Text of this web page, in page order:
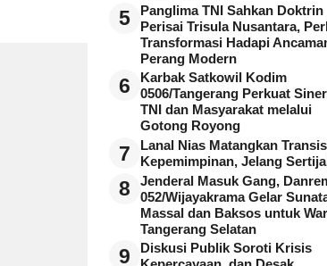
5
Panglima TNI Sahkan Doktrin
Perisai Trisula Nusantara,
Transformasi Hadapi
Perang Modern
6
Karbak Satkowil Kodim
0506/Tangerang Perkuat
TNI dan Masyarakat melalui
Gotong Royong
7
Lanal Nias Matangkan
Kepemimpinan, Jelang
8
Jenderal Masuk Gang,
052/Wijayakrama Gelar
Massal dan Baksos untuk
Tangerang Selatan
9
Diskusi Publik Soroti Krisis